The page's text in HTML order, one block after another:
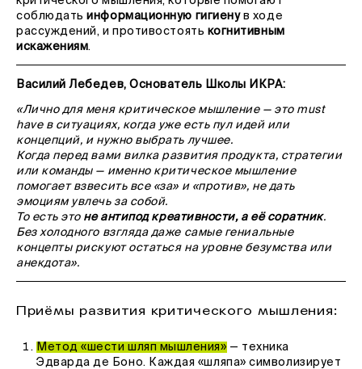
соблюдатьинформационную гигиену в ходе
рассуждений, и противостоять когнитивным
искажениям.
Василий Лебедев, Основатель Школы ИКРА:
«Лично для меня критическое мышление — это must
have в ситуациях, когда уже есть пул идей или
концепций, и нужно выбрать лучшее.
Когда перед вами вилка развития продукта, стратегии
или команды — именно критическое мышление
помогает взвесить все «за» и «против», не дать
эмоциям увлечь за собой.
То есть это не антипод креативности, а её соратник.
Без холодного взгляда даже самые гениальные
концепты рискуют остаться на уровне безумства или
анекдота».
Приёмы развития критического мышления:
Метод «шести шляп мышления» — техника
Эдварда де Боно. Каждая «шляпа» символизирует